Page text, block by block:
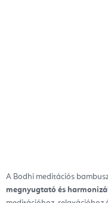
A Bodhi meditációs
megnyugtató és